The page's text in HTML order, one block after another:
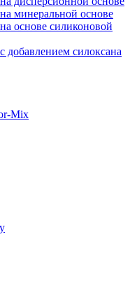
минеральной основе
основе силиконовой
добавлением силоксана
Mix